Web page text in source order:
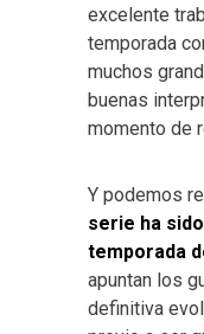
excelente
temporada
muchos
buenas
momento de
Y podemos
serie ha
temporada
apuntan los
definitiva